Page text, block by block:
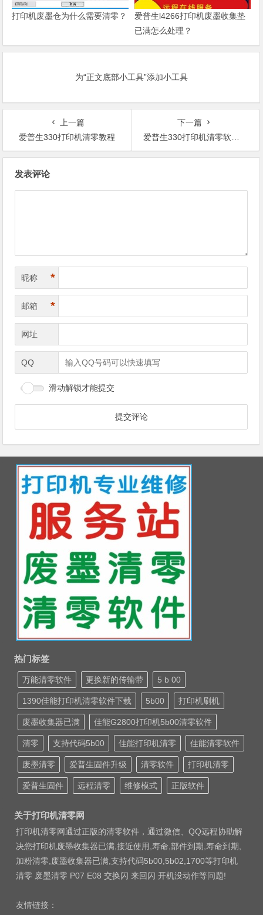
打印机废墨仓为什么需要清零？
爱普生l4266打印机废墨收集垫
已满怎么处理？
为“正文底部小工具”添加小工具
上一篇
爱普生330打印机清零教程
下一篇
爱普生330打印机清零软件免费下载
发表评论
昵称 *
邮箱 *
网址
QQ
滑动解锁才能提交
热门标签
万能清零软件 更换新的传输带 5 b 00
1390佳能打印机清零软件下载 5b00 打印机刷机
废墨收集器已满 佳能G2800打印机5b00清零软件
清零 支持代码5b00 佳能打印机清零 佳能清零软件
废墨清零 爱普生固件升级 清零软件 打印机清零
爱普生固件 远程清零 维修模式 正版软件
关于打印机清零网
打印机清零网通过正版的清零软件，通过微信、QQ远程协助解
决您打印机废墨收集器已满,接近使用,寿命,部件到期,寿命到期,
加粉清零,废墨收集器已满,支持代码5b00,5b02,1700等打印机
清零 废墨清零 P07 E08 交换闪 来回闪 开机没动作等问题!
友情链接：